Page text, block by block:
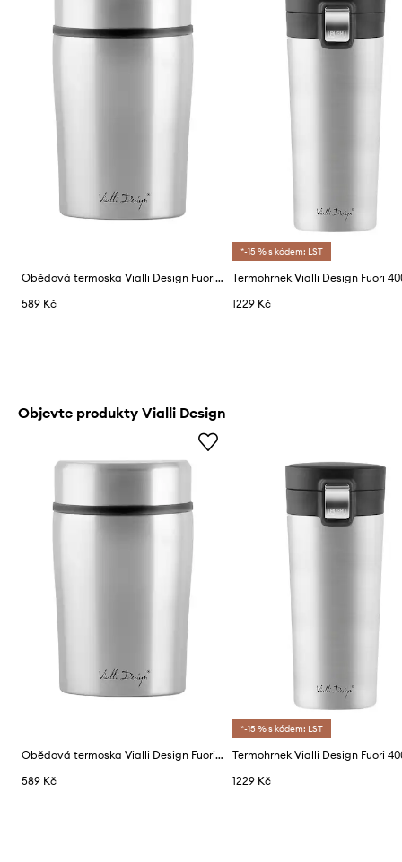
Obědová termoska Vialli Design Fuori 500 ml
589 Kč
*-15 % s kódem: LST
Termohrnek Vialli Design Fuori
1229 Kč
Objevte produkty Vialli Design
Obědová termoska Vialli Design Fuori 500 ml
589 Kč
*-15 % s kódem: LST
Termohrnek Vialli Design Fuori
1229 Kč